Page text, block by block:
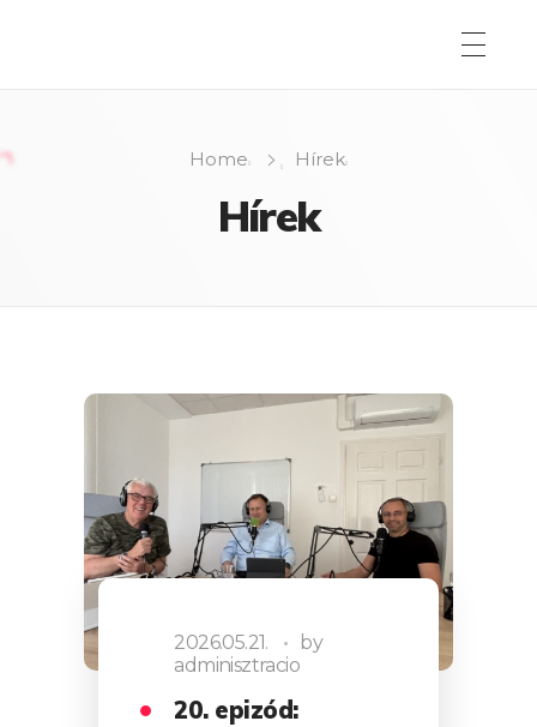
Home Hírek
Hírek
2026.05.21.
by
adminisztracio
20. epizód: